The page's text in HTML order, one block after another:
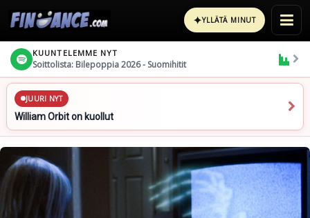
✦YLLÄTÄ MINUT
KUUNTELEMME NYT
Soittolista: Bilepoppia 2026 - Suomihitit
JUURI NYT
William Orbit on kuollut